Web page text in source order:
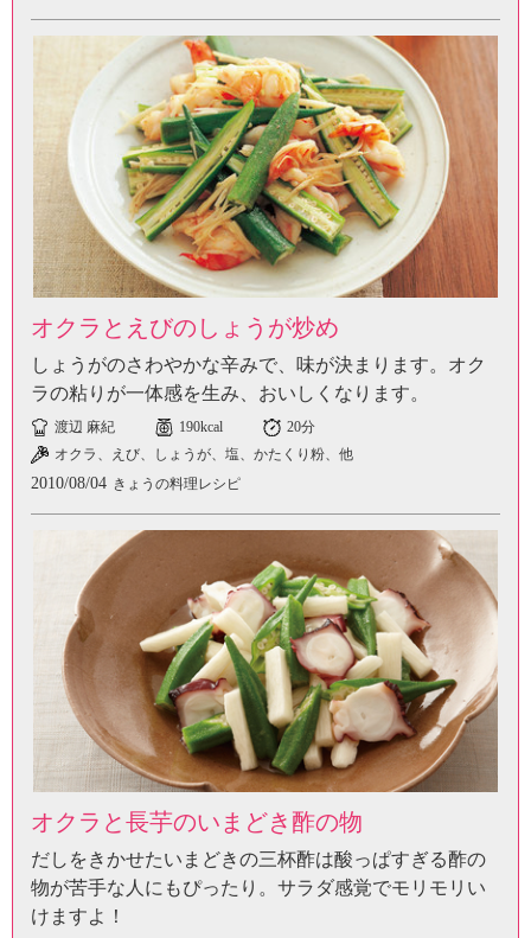
オクラとえびのしょうが炒め
しょうがのさわやかな辛みで、味が決まります。オク
ラの粘りが一体感を生み、おいしくなります。
渡辺 麻紀 190kcal
20分
オクラ、えび、しょうが、塩、かたくり粉、他
2010/08/04 きょうの料理レシピ
オクラと長芋のいまどき酢の物
だしをきかせたいまどきの三杯酢は酸っぱすぎる酢の
物が苦手な人にもぴったり。サラダ感覚でモリモリい
けますよ！